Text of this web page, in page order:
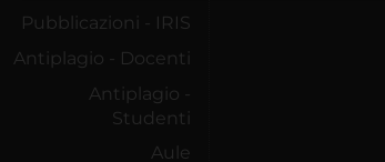
Pubblicazioni - IRIS
Antiplagio - Docenti
Antiplagio -
Studenti
Aule